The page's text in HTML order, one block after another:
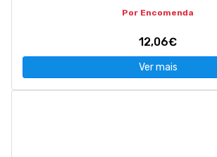
Por Encomenda
12,06€
Ver mais